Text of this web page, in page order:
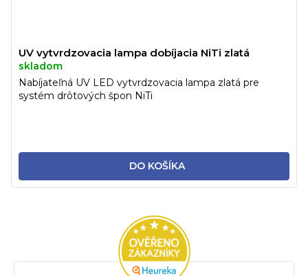
UV vytvrdzovacia lampa dobíjacia NiTi zlatá
skladom
DO KOŠÍKA
Nabíjateľná UV LED vytvrdzovacia lampa zlatá pre
systém drôtových špon NiTi